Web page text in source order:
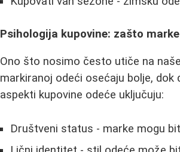
Psihologija kupovine: zašto
Ono što nosimo često utiče na
markiranoj odeći osećaju bolje,
aspekti kupovine odeće uključuju:
Društveni status - marke mogu